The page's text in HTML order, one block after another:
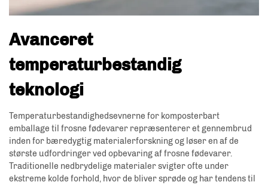
Avanceret
temperaturbestandig
teknologi
Temperaturbestandighedsevnerne for komposterbart
emballage til frosne fødevarer repræsenterer et gennembrud
inden for bæredygtig materialerforskning og løser en af de
største udfordringer ved opbevaring af frosne fødevarer.
Traditionelle nedbrydelige materialer svigter ofte under
ekstreme kolde forhold, hvor de bliver sprøde og har tendens til